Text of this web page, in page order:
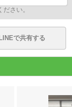
さい。
LINEで共有する